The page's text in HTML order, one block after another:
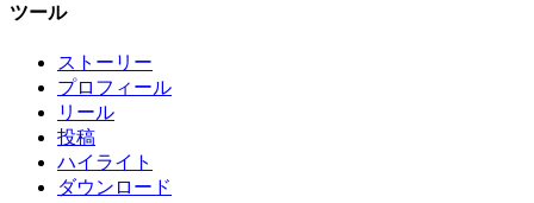
ツール
ストーリー
プロフィール
リール
投稿
ハイライト
ダウンロード